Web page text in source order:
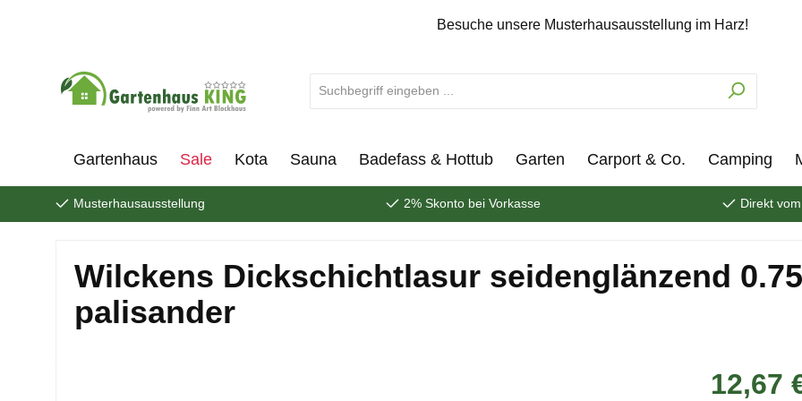
Besuche unsere Musterhausausstellung im Harz!
Gartenhaus Sale Kota Sauna Badefass & Hottub Garten Carport & Co. Camping
Musterhausausstellung 2% Skonto bei Vorkasse Direkt
Wilckens Dickschichtlasur seidenglänzend
palisander
12,67